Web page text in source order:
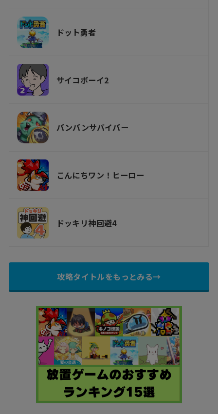
ドット勇者
サイコボーイ2
バンバンサバイバー
こんにちワン！ヒーロー
ドッキリ神回避4
攻略タイトルをもっとみる→